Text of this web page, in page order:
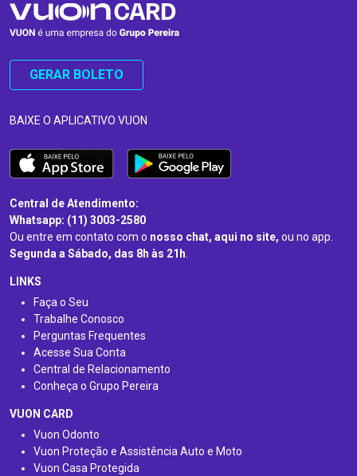
GERAR BOLETO
BAIXE O APLICATIVO VUON
Central de Atendimento:
Whatsapp: (11) 3003-2580
Ou entre em contato com o nosso chat, aqui no site, ou no app.
Segunda a Sábado, das 8h às 21h.
LINKS
Faça o Seu
Trabalhe Conosco
Perguntas Frequentes
Acesse Sua Conta
Central de Relacionamento
Conheça o Grupo Pereira
VUON CARD
Vuon Odonto
Vuon Proteção e Assistência Auto e Moto
Vuon Casa Protegida